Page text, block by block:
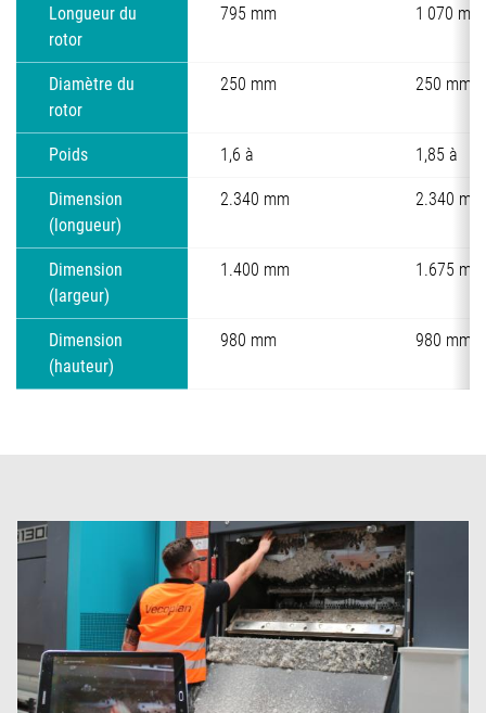
Longueur du
rotor
795 mm 1 070 mm
Diamètre du
rotor
250 mm 250 mm
Poids 1,6 à 1,85 à
Dimension
(longueur)
2.340 mm 2.340 mm
Dimension
(largeur)
1.400 mm 1.675 mm
Dimension
(hauteur)
980 mm 980 mm